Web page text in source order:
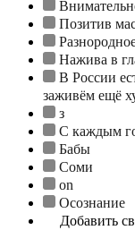
Позитив
Нажива в
В России
заживём ещё
з
С каждым
Бабы
Соми
on
Осознание
Добавить